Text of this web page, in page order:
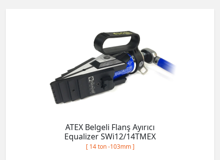
ATEX Belgeli Flanş Ayırıcı
Equalizer SWi12/14TMEX
[ 14 ton -103mm ]